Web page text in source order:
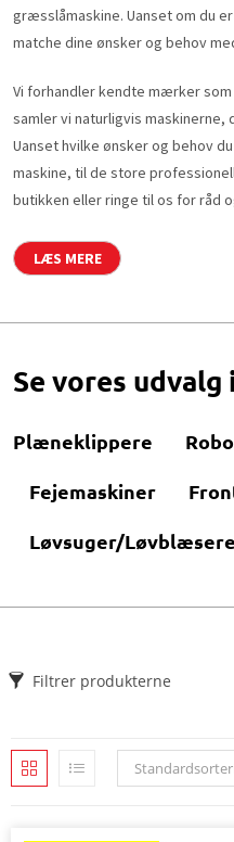
græsslåmaskine. Uanset om du
matche dine ønsker og behov
Vi forhandler kendte mærker som
samler vi naturligvis
Uanset hvilke ønsker og behov
maskine, til de store
butikken eller ringe til os for råd
LÆS MERE
Se vores
Plæneklippere
Fejemaskiner
Løvsuger/Løvblæsere
Filtrer produkterne